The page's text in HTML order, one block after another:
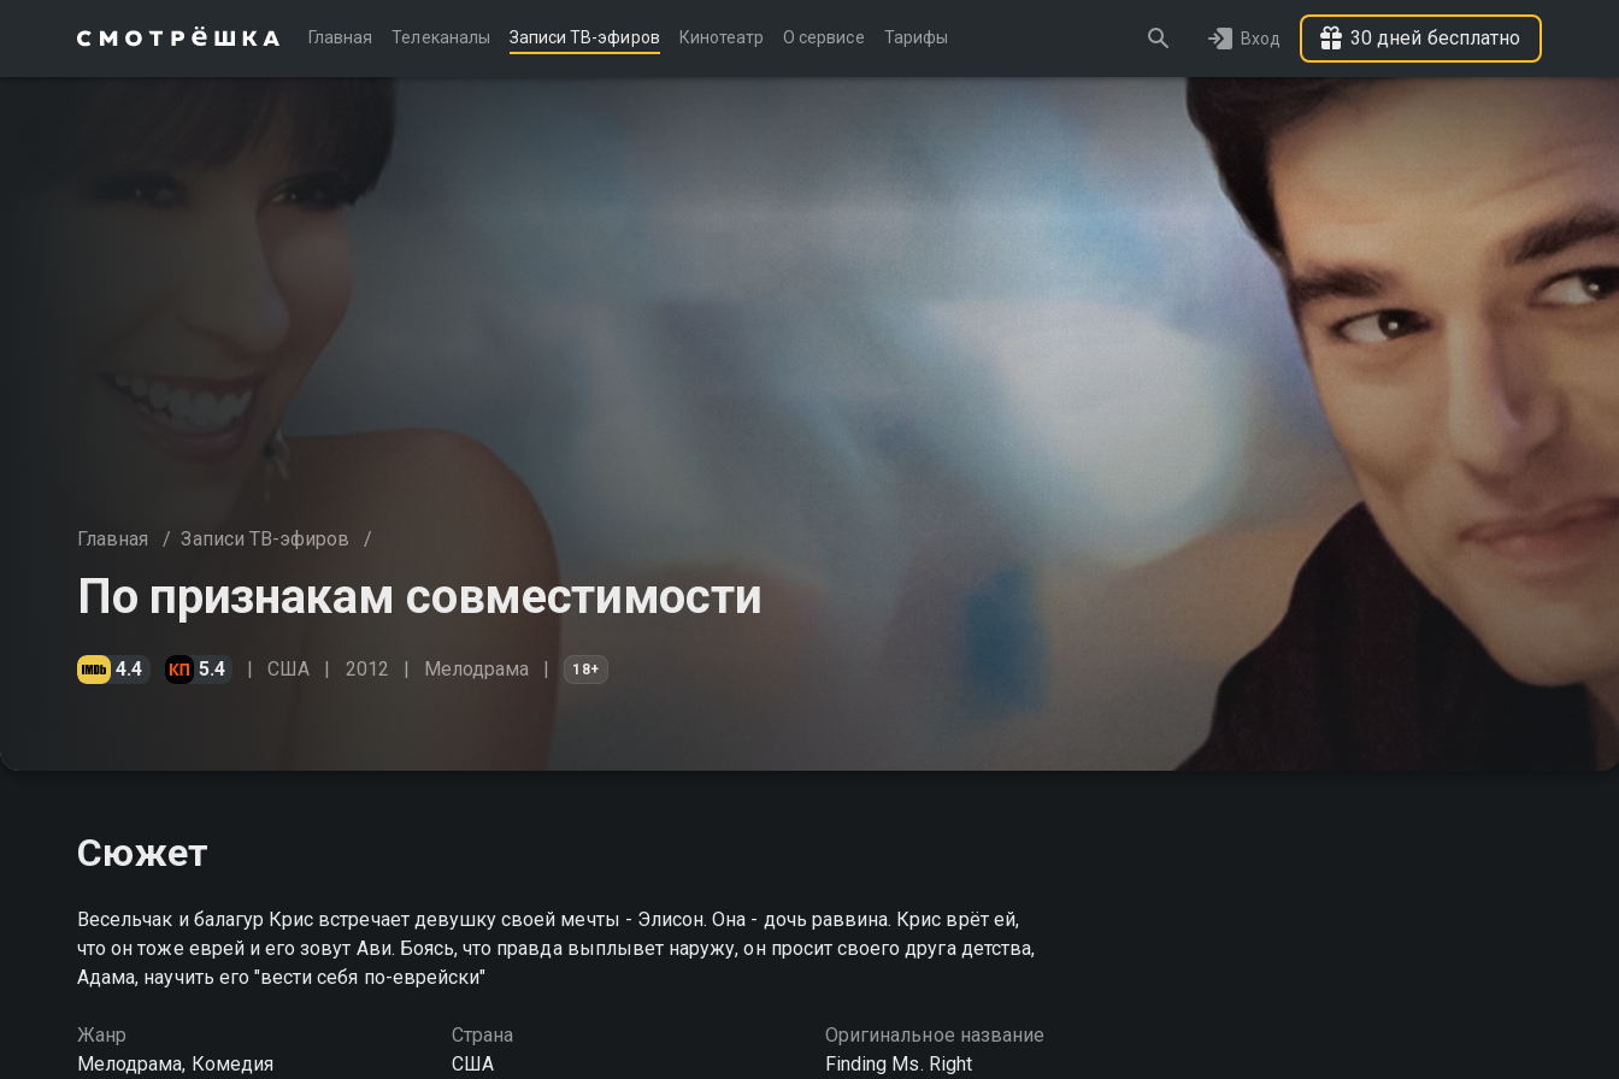
Главная Телеканалы Записи ТВ-эфиров Кинотеатр О сервисе Тарифы Вход 30 дней бесплатно
Главная / Записи ТВ-эфиров /
По признакам совместимости
4.4 5.4 США 2012 Мелодрама 18+
Сюжет
Весельчак и балагур Крис встречает девушку своей мечты - Элисон. Она - дочь раввина. Крис врёт ей,
что он тоже еврей и его зовут Ави. Боясь, что правда выплывет наружу, он просит своего друга детства,
Адама, научить его "вести себя по-еврейски"
Жанр
Мелодрама, Комедия
Страна
США
Оригинальное название
Finding Ms. Right